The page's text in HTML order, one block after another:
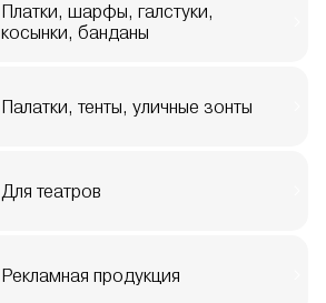
Платки, шарфы, галстуки,
косынки, банданы
Палатки, тенты, уличные зонты
Для театров
Рекламная продукция